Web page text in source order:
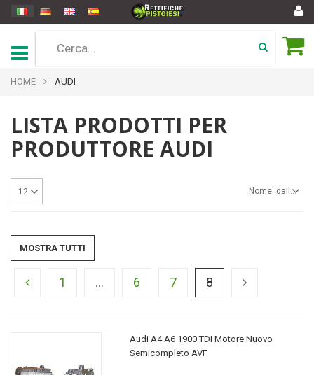
HOME AUDI
LISTA PRODOTTI PER
PRODUTTORE AUDI
Nome: dalla A alla Z
12
MOSTRA TUTTI
1 ... 6 7 8
Audi A4 A6 1900 TDI Motore Nuovo
Semicompleto AVF